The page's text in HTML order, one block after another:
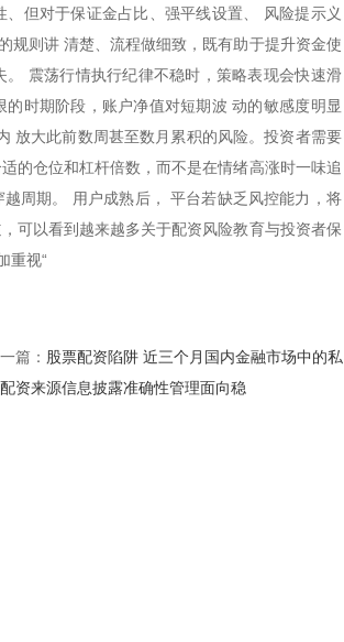
但对于保证金占比、强平线设置、 风险提示义
规则讲 清楚、流程做细致，既有助于提升资金使
震荡行情执行纪律不稳时，策略表现会快速滑
时期阶段，账户净值对短期波 动的敏感度明显
放大此前数周甚至数月累积的风险。投资者需要
的仓位和杠杆倍数，而不是在情绪高涨时一味追
周期。 用户成熟后， 平台若缺乏风控能力，将
可以看到越来越多关于配资风险教育与投资者保
重视“
篇： 股票配资陷阱 近三个月国内金融市场中的私
资来源信息披露准确性管理面向稳